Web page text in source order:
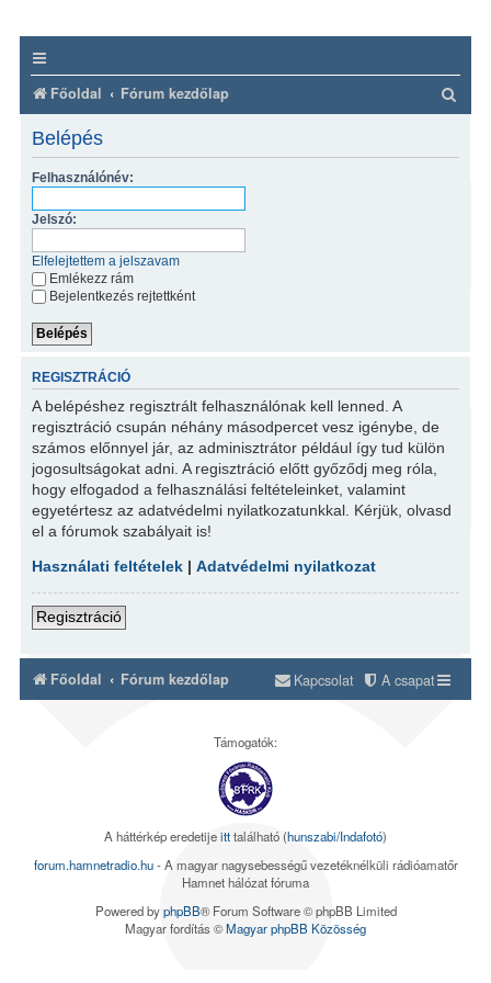
Főoldal Fórum kezdőlap
r
Belépés
Felhasználónév:
Jelszó:
Elfelejtettem a jelszavam
Emlékezz rám
Bejelentkezés rejtettként
REGISZTRÁCIÓ
A belépéshez regisztrált felhasználónak kell lenned. A
regisztráció csupán néhány másodpercet vesz igénybe, de
számos előnnyel jár, az adminisztrátor például így tud külön
jogosultságokat adni. A regisztráció előtt győződj meg róla,
hogy elfogadod a felhasználási feltételeinket, valamint
egyetértesz az adatvédelmi nyilatkozatunkkal. Kérjük, olvasd
el a fórumok szabályait is!
Használati feltételek |Adatvédelmi nyilatkozat
Regisztráció
Főoldal Fórum kezdőlap A csapat
Kapcsolat
Támogatók:
A háttérkép eredetijeitttalálható (hunszabi/Indafotó)
forum.hamnetradio.hu- A magyar nagysebességű vezetéknélküli rádióamatőr
Hamnet hálózat fóruma
Powered byphpBB® Forum Software © phpBB Limited
Magyar fordítás ©Magyar phpBB Közösség